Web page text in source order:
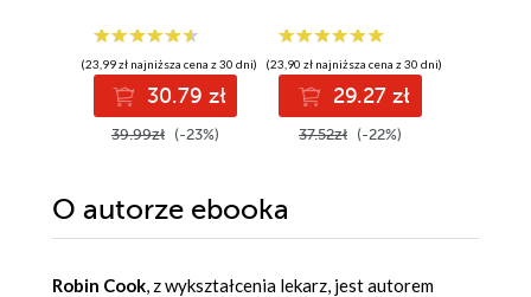
(23,99 zł najniższa cena z 30 dni)
30.79 zł
39.99zł (-23%)
(23,90 zł najniższa cena z 30 dni)
29.27 zł
37.52zł (-22%)
O autorze ebooka
Robin Cook, z wykształcenia lekarz, jest autorem